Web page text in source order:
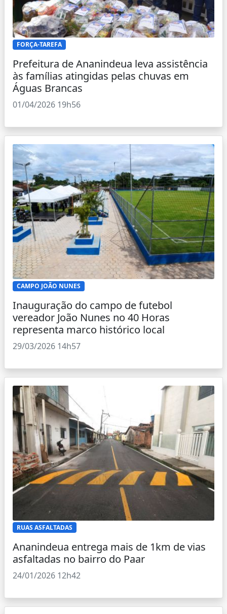
FORÇA-TAREFA
Prefeitura de Ananindeua leva assistência
às famílias atingidas pelas chuvas em
Águas Brancas
01/04/2026 19h56
CAMPO JOÃO NUNES
Inauguração do campo de futebol
vereador João Nunes no 40 Horas
representa marco histórico local
29/03/2026 14h57
RUAS ASFALTADAS
Ananindeua entrega mais de 1km de vias
asfaltadas no bairro do Paar
24/01/2026 12h42